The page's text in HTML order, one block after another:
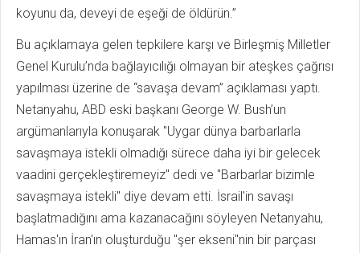
koyunu da, deveyi de eşeği de öldürün.”
Bu açıklamaya gelen tepkilere karşı ve Birleşmiş Milletler
Genel Kurulu’nda bağlayıcılığı olmayan bir ateşkes çağrısı
yapılması üzerine de “savaşa devam” açıklaması yaptı.
Netanyahu, ABD eski başkanı George W. Bush’un
argümanlarıyla konuşarak "Uygar dünya barbarlarla
savaşmaya istekli olmadığı sürece daha iyi bir gelecek
vaadini gerçekleştiremeyiz" dedi ve "Barbarlar bizimle
savaşmaya istekli" diye devam etti. İsrail'in savaşı
başlatmadığını ama kazanacağını söyleyen Netanyahu,
Hamas'ın İran'ın oluşturduğu "şer ekseni"nin bir parçası